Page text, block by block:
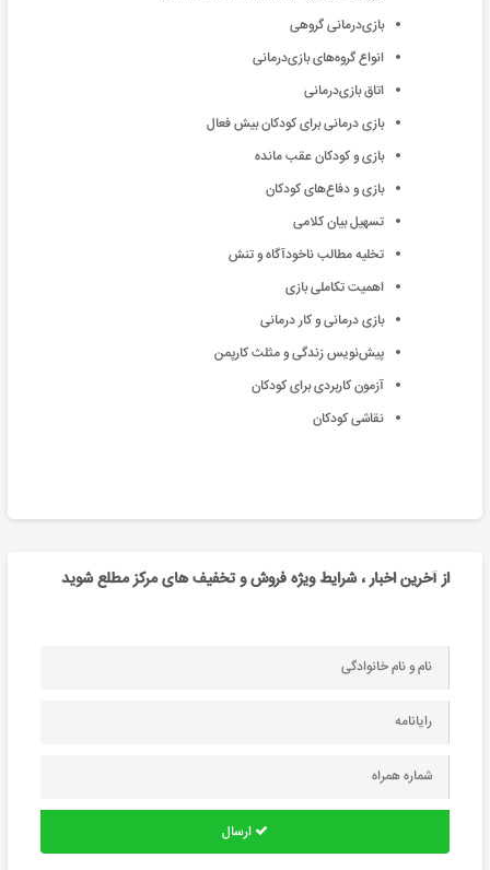
بازى‌درمانى گروهى
انواع گروه‌هاى بازى‌درمانى
اتاق بازى‌درمانى
بازی درمانی برای کودکان بیش فعال
بازی و کودکان عقب مانده
بازی و دفاع‌های کودکان
تسهیل بیان کلامی
تخلیه مطالب ناخودآگاه و تنش
اهمیت تکاملی بازی
بازی درمانی و کار درمانی
پیش‌نویس زندگی و مثلث کارپمن
آزمون کاربردی برای کودکان
نقاشی کودکان
از آخرین اخبار ، شرایط ویژه فروش و تخفیف های مرکز مطلع شوید
ارسال